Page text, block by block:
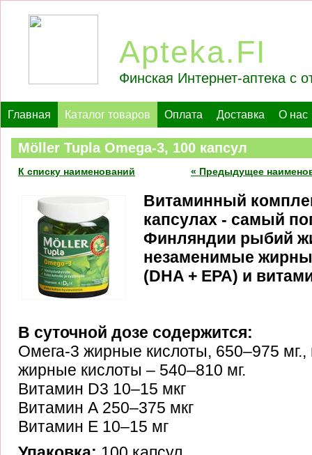
Apteka.FI
Финская Интернет-аптека с
Главная Каталог товаров Оплата Доставка О нас
Möller Tupla Omega-3, 100 капсул
« Предыдущее
К списку наименований
Витаминный
капсулах - самый
Финляндии рыбий
незаменимые
(DHA + EPA) и
В суточной дозе содержится:
Омега-3 жирные кислоты, 650–975
жирные кислоты – 540–810 мг.
Витамин D3 10–15 мкг
Витамин А 250–375 мкг
Витамин E 10–15 мг